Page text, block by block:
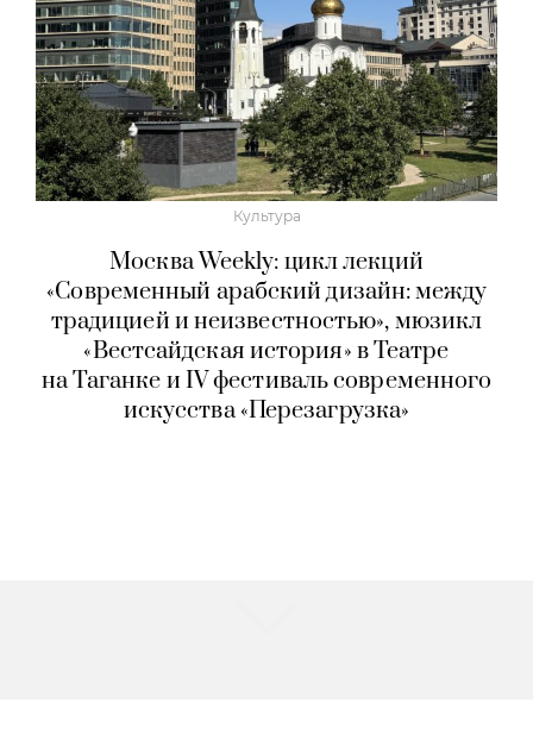
Культура
Москва Weekly: цикл лекций
«Современный арабский дизайн: между
традицией и неизвестностью», мюзикл
«Вестсайдская история» в Театре
на Таганке и IV фестиваль современного
искусства «Перезагрузка»